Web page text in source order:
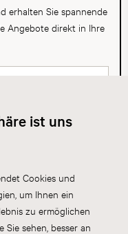
ist uns
Cookies und
um Ihnen ein
zu ermöglichen
Sie sehen, besser an
erhalten Sie spannende
Angebote direkt in Ihre